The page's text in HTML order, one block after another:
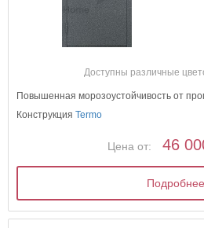
Доступны различные
Повышенная морозоустойчивость от
КонструкцияTermo
Цена от: 46
Подробнее